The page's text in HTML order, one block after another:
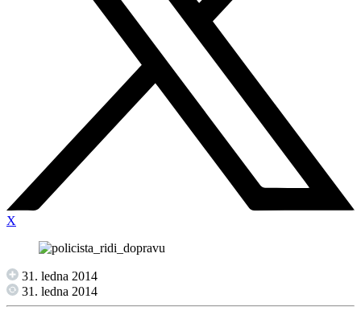
X
31. ledna 2014
31. ledna 2014